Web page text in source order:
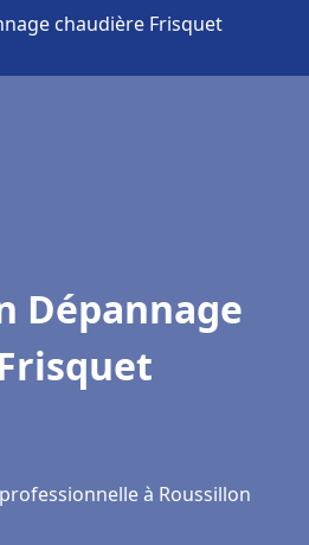
chaudière Frisquet
Dépannage
à Roussillon